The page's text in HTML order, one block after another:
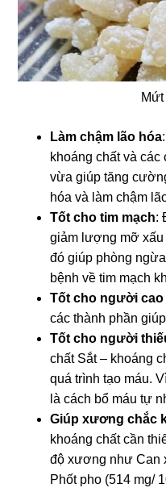
Mứt
Làm chậm lão hóa
khoáng chất và các
vừa giúp tăng
hóa và làm chậm
Tốt cho tim mạch:
giảm lượng mỡ xấu
đó giúp phòng
bệnh về tim mạch
Tốt cho người cao
các thành phần
Tốt cho người
chất Sắt – khoáng
quá trình tạo máu.
là cách bổ máu tự
Giúp xương chắc
khoáng chất cần
độ xương như Can
Phốt pho (514 mg/